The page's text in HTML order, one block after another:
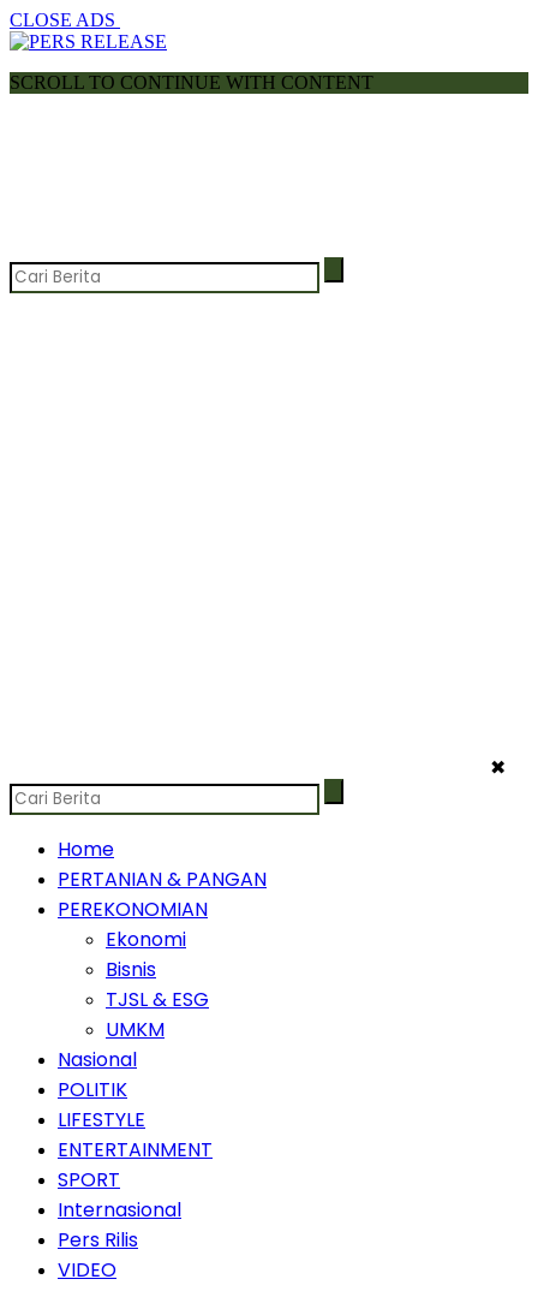
CLOSE ADS
SCROLL TO CONTINUE WITH CONTENT
✖
Home
PERTANIAN & PANGAN
PEREKONOMIAN
Ekonomi
Bisnis
TJSL & ESG
UMKM
Nasional
POLITIK
LIFESTYLE
ENTERTAINMENT
SPORT
Internasional
Pers Rilis
VIDEO